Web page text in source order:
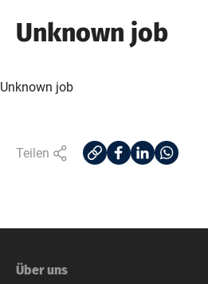
Unknown job
Unknown job
Teilen
Über uns